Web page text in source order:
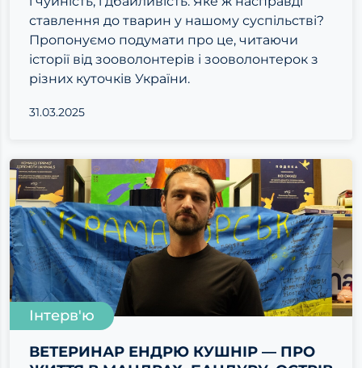
ставлення до тварин у нашому суспільстві?
Пропонуємо подумати про це, читаючи
історії від зооволонтерів і зооволонтерок з
різних куточків України.
31.03.2025
Інтерв'ю
ВЕТЕРИНАР ЕНДРЮ КУШНІР — ПРО